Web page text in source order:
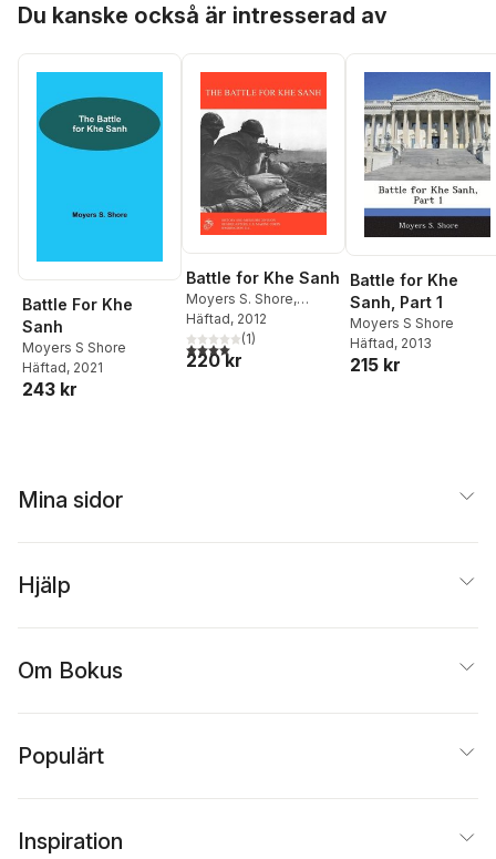
Du kanske också är intresserad av
Battle For Khe
Sanh
Moyers S Shore
Häftad, 2021
243 kr
Battle for Khe Sanh
Moyers S. Shore,
Marine Corps History &
Museums Division
Häftad, 2012
4,0utav 5 stjärnor. Totalt antal röster:
(1)
220 kr
Battle for Khe
Sanh, Part 1
Moyers S Shore
Häftad, 2013
215 kr
Mina sidor
Hjälp
Om Bokus
Populärt
Inspiration